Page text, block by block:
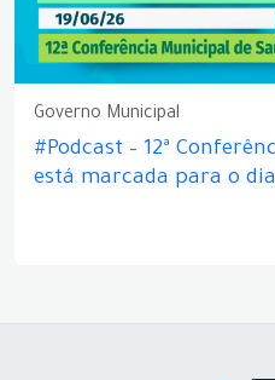
Governo Municipal
#Podcast – 12ª
está marcada para o dia